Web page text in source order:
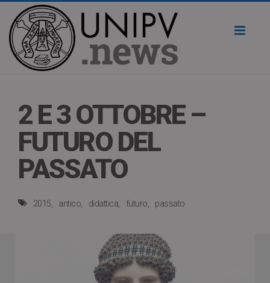
2 E 3 OTTOBRE –
FUTURO DEL
PASSATO
2015 antico didattica futuro passato